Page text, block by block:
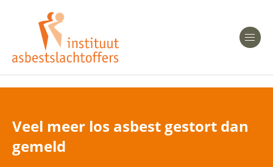
Heeft u Mesothelioom?
Heeft u Asbestose?
Bent u arts?
Asbest en Gezondheid
Veel meer los asbest gestort dan
gemeld